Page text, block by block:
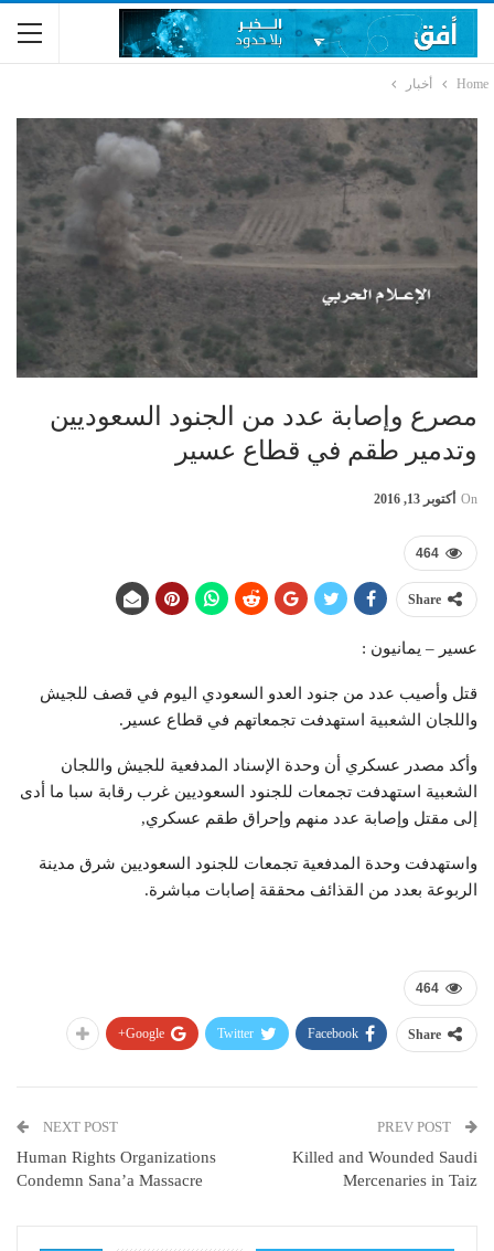
Home أخبار
مصرع وإصابة عدد من الجنود السعوديين
وتدمير طقم في قطاع عسير
On أكتوبر 13, 2016
464
Share
عسير – يمانيون :
قتل وأصيب عدد من جنود العدو السعودي اليوم في قصف للجيش
واللجان الشعبية استهدفت تجمعاتهم في قطاع عسير.
وأكد مصدر عسكري أن وحدة الإسناد المدفعية للجيش واللجان
الشعبية استهدفت تجمعات للجنود السعوديين غرب رقابة سبا ما أدى
إلى مقتل وإصابة عدد منهم وإحراق طقم عسكري,
واستهدفت وحدة المدفعية تجمعات للجنود السعوديين شرق مدينة
الربوعة بعدد من القذائف محققة إصابات مباشرة.
464
Share
Facebook
Twitter
Google+
Killed and Wounded Saudi
Mercenaries in Taiz
NEXT POST
Human Rights Organizations
Condemn Sana’a Massacre